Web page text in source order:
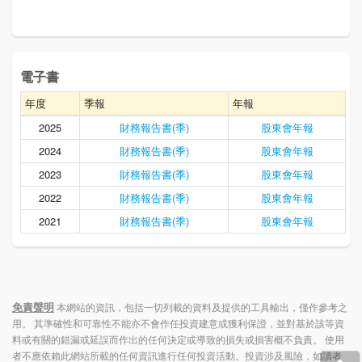
電子書
年度 季報
年報
2025
財務報告書(季)
股東會年報
2024
財務報告書(季)
股東會年報
2023
財務報告書(季)
股東會年報
2022
財務報告書(季)
股東會年報
2021
財務報告書(季) 股東會年報
免責聲明本網站的資訊，包括一切列載的資料及提供的工具輸出，僅作參考之
用。 其準確性和可靠性不能亦不會作任投資建意或獲利保證，並對基於該等資
料或有關的錯漏或延誤而作出的任何決定或導致的損失或損害概不負責。 使用
者不應依賴此網站所載的任何資訊進行任何投資活動。投資涉及風險，如讀者